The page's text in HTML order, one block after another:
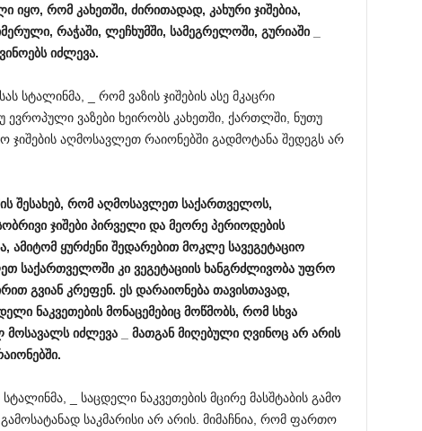
იყო, რომ კახეთში, ძირითადად, კახური ჯიშებია,
რაჭაში, ლეჩხუმში, სამეგრელოში, გურიაში _
იძლევა.
სტალინმა, _ რომ ვაზის ჯიშების ასე მკაცრი
ვაზები ხეირობს კახეთში, ქართლში, ნუთუ
აღმოსავლეთ რაიონებში გადმოტანა შედეგს არ
შესახებ, რომ აღმოსავლეთ საქართველოს,
ჯიშები პირველი და მეორე პერიოდების
ამიტომ ყურძენი შედარებით მოკლე სავეგეტაციო
საქართველოში კი ვეგეტაციის ხანგრძლივობა უფრო
გვიან კრეფენ. ეს დარაიონება თავისთავად,
ნაკვეთების მონაცემებიც მოწმობს, რომ სხვა
მოსავალს იძლევა _ მათგან მიღებული ღვინოც არ არის
_ საცდელი ნაკვეთების მცირე მასშტაბის გამო
საკმარისი არ არის. მიმაჩნია, რომ ფართო